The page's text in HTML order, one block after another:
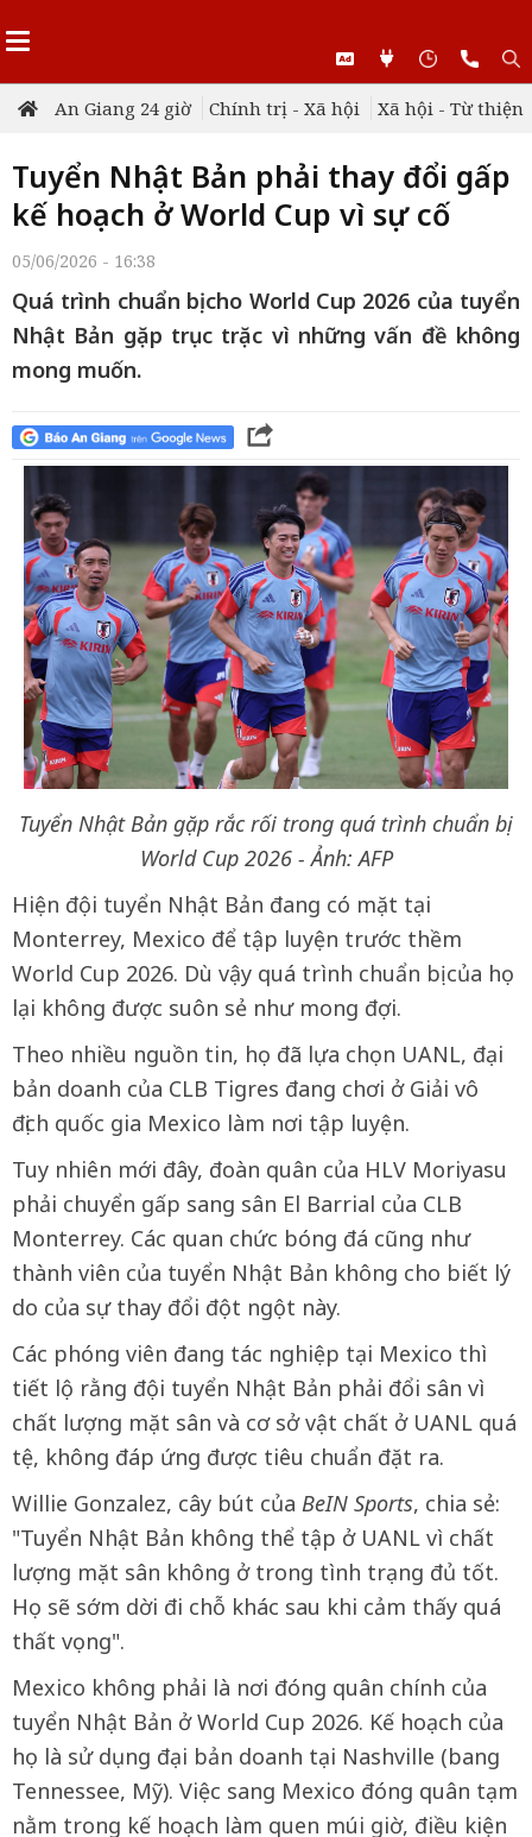
An Giang 24 giờ Chính trị - Xã hội Xã hội - Từ thiện
Tuyển Nhật Bản phải thay đổi gấp
kế hoạch ở World Cup vì sự cố
05/06/2026 - 16:38
Quá trình chuẩn bị cho World Cup 2026 của tuyển
Nhật Bản gặp trục trặc vì những vấn đề không
mong muốn.
Tuyển Nhật Bản gặp rắc rối trong quá trình chuẩn bị
World Cup 2026 - Ảnh: AFP
Hiện đội tuyển Nhật Bản đang có mặt tại
Monterrey, Mexico để tập luyện trước thềm
World Cup 2026. Dù vậy quá trình chuẩn bị của họ
lại không được suôn sẻ như mong đợi.
Theo nhiều nguồn tin, họ đã lựa chọn UANL, đại
bản doanh của CLB Tigres đang chơi ở Giải vô
địch quốc gia Mexico làm nơi tập luyện.
Tuy nhiên mới đây, đoàn quân của HLV Moriyasu
phải chuyển gấp sang sân El Barrial của CLB
Monterrey. Các quan chức bóng đá cũng như
thành viên của tuyển Nhật Bản không cho biết lý
do của sự thay đổi đột ngột này.
Các phóng viên đang tác nghiệp tại Mexico thì
tiết lộ rằng đội tuyển Nhật Bản phải đổi sân vì
chất lượng mặt sân và cơ sở vật chất ở UANL quá
tệ, không đáp ứng được tiêu chuẩn đặt ra.
Willie Gonzalez, cây bút của BeIN Sports, chia sẻ:
"Tuyển Nhật Bản không thể tập ở UANL vì chất
lượng mặt sân không ở trong tình trạng đủ tốt.
Họ sẽ sớm dời đi chỗ khác sau khi cảm thấy quá
thất vọng".
Mexico không phải là nơi đóng quân chính của
tuyển Nhật Bản ở World Cup 2026. Kế hoạch của
họ là sử dụng đại bản doanh tại Nashville (bang
Tennessee, Mỹ). Việc sang Mexico đóng quân tạm
nằm trong kế hoạch làm quen múi giờ, điều kiện